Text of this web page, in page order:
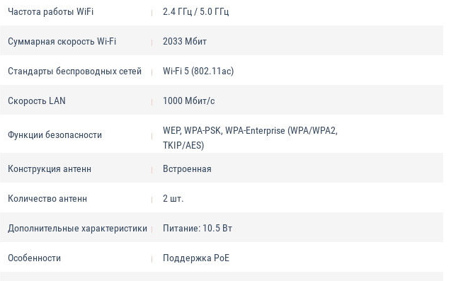
Частота работы WiFi
2.4 ГГц / 5.0 ГГц
Суммарная скорость Wi-Fi 2033 Мбит
Стандарты беспроводных сетей Wi-Fi 5 (802.11ac)
Скорость LAN 1000 Мбит/с
Функции безопасности
WEP, WPA-PSK, WPA-Enterprise (WPA/WPA2,
TKIP/AES)
Конструкция антенн Встроенная
Количество антенн 2 шт.
Дополнительные характеристики Питание: 10.5 Вт
Особенности Поддержка PoE